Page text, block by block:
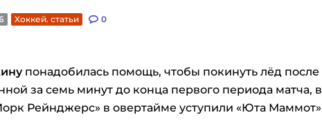
Хоккей. статьи 0
понадобилась помощь, чтобы покинуть лёд после
за семь минут до конца первого периода матча, в
Рейнджерс» в овертайме уступили «Юта Маммот»